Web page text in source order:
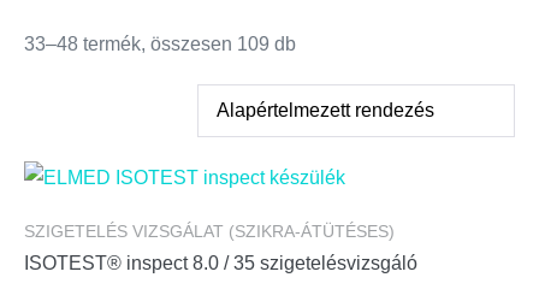
33–48 termék, összesen 109 db
SZIGETELÉS VIZSGÁLAT (SZIKRA-ÁTÜTÉSES)
ISOTEST® inspect 8.0 / 35 szigetelésvizsgáló